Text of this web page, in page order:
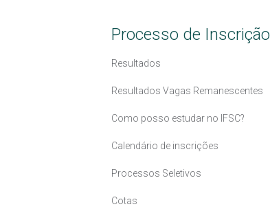
Processo de Inscrição
Resultados
Resultados Vagas Remanescentes
Como posso estudar no IFSC?
Calendário de inscrições
Processos Seletivos
Cotas